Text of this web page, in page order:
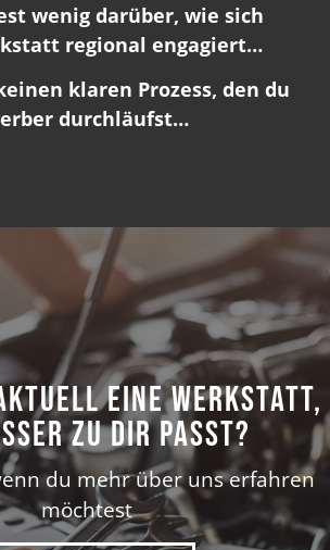
wenig darüber, wie sich
regional engagiert…
klaren Prozess, den du
durchläufst…
eine Werkstatt,
zu dir passt?
du mehr über uns erfahren
möchtest